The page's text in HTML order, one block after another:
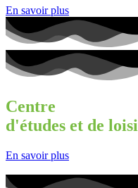
En savoir plus
Centre
d'études et de
En savoir plus